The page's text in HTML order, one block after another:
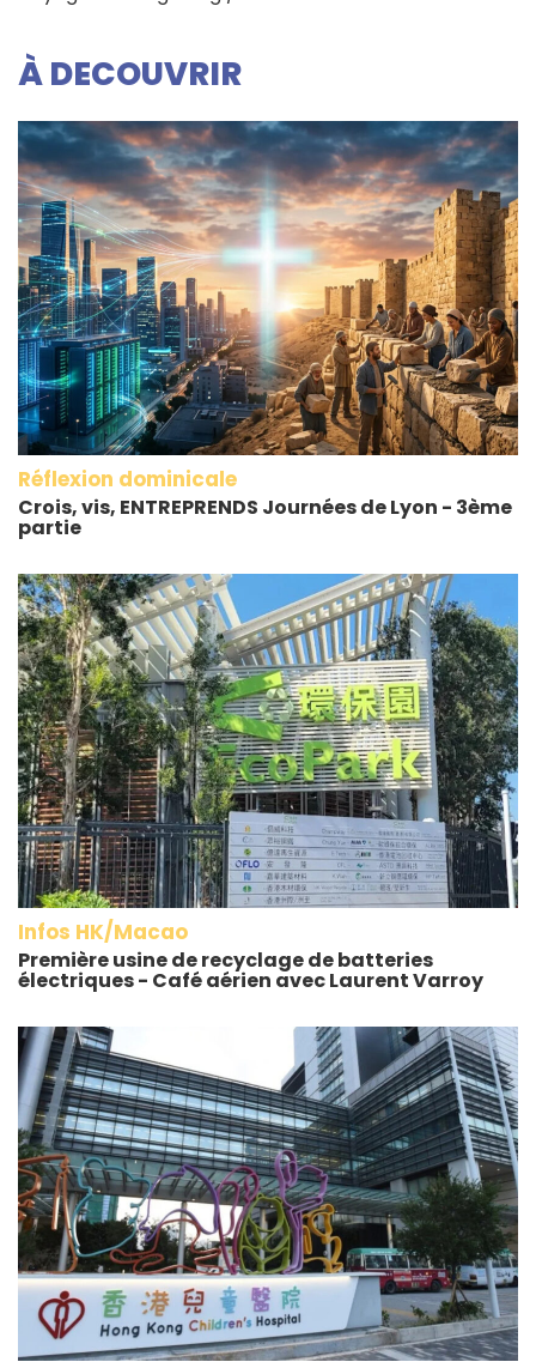
À DECOUVRIR
Réflexion dominicale
Crois, vis, ENTREPRENDS Journées de Lyon - 3ème
partie
Infos HK/Macao
Première usine de recyclage de batteries
électriques - Café aérien avec Laurent Varroy